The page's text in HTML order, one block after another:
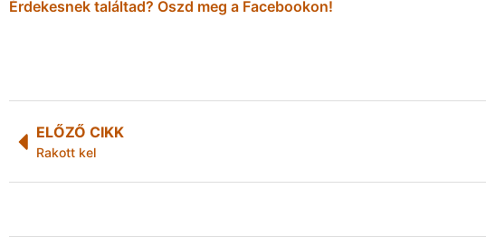
Érdekesnek találtad? Oszd meg a Facebookon!
ELŐZŐ CIKK
Rakott kel